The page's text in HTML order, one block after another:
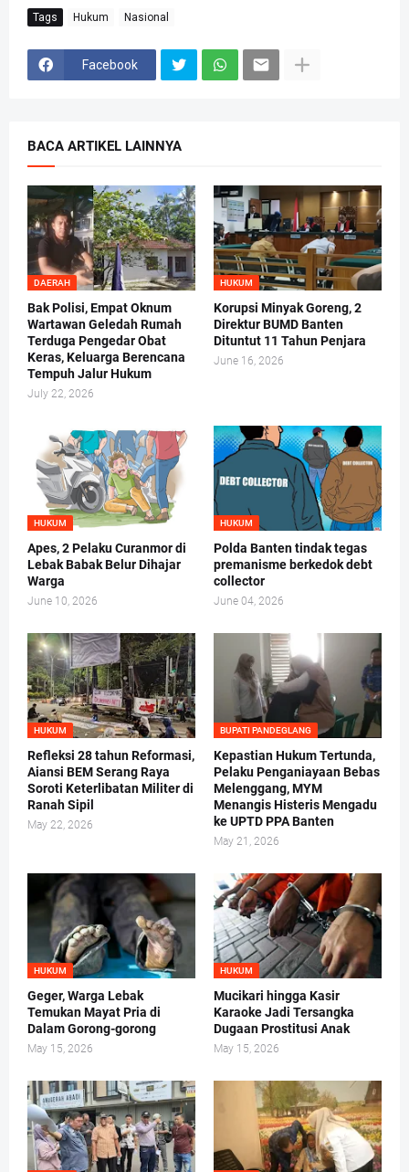
Tags Hukum Nasional
Facebook
BACA ARTIKEL LAINNYA
DAERAH
Bak Polisi, Empat Oknum
Wartawan Geledah Rumah
Terduga Pengedar Obat
Keras, Keluarga Berencana
Tempuh Jalur Hukum
July 22, 2026
HUKUM
Korupsi Minyak Goreng, 2
Direktur BUMD Banten
Dituntut 11 Tahun Penjara
June 16, 2026
HUKUM
Apes, 2 Pelaku Curanmor di
Lebak Babak Belur Dihajar
Warga
June 10, 2026
HUKUM
Polda Banten tindak tegas
premanisme berkedok debt
collector
June 04, 2026
HUKUM
Refleksi 28 tahun Reformasi,
Aiansi BEM Serang Raya
Soroti Keterlibatan Militer di
Ranah Sipil
May 22, 2026
BUPATI PANDEGLANG
Kepastian Hukum Tertunda,
Pelaku Penganiayaan Bebas
Melenggang, MYM
Menangis Histeris Mengadu
ke UPTD PPA Banten
May 21, 2026
HUKUM
Geger, Warga Lebak
Temukan Mayat Pria di
Dalam Gorong-gorong
May 15, 2026
HUKUM
Mucikari hingga Kasir
Karaoke Jadi Tersangka
Dugaan Prostitusi Anak
May 15, 2026